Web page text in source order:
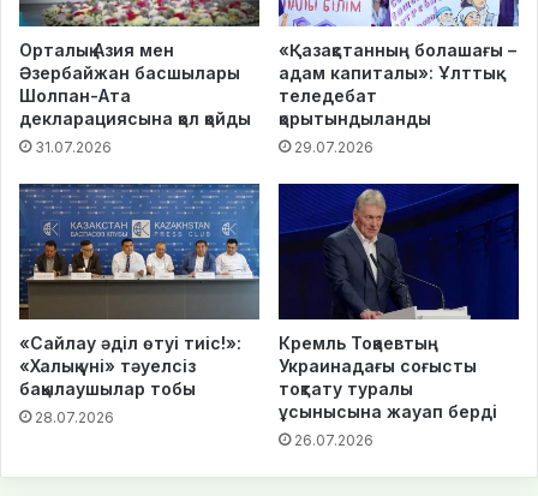
Орталық Азия мен
Әзербайжан басшылары
Шолпан-Ата
декларациясына қол қойды
31.07.2026
«Қазақстанның болашағы –
адам капиталы»: Ұлттық
теледебат
қорытындыланды
29.07.2026
«Сайлау әділ өтуі тиіс!»:
«Халық үні» тәуелсіз
бақылаушылар тобы
28.07.2026
Кремль Тоқаевтың
Украинадағы соғысты
тоқтату туралы
ұсынысына жауап берді
26.07.2026